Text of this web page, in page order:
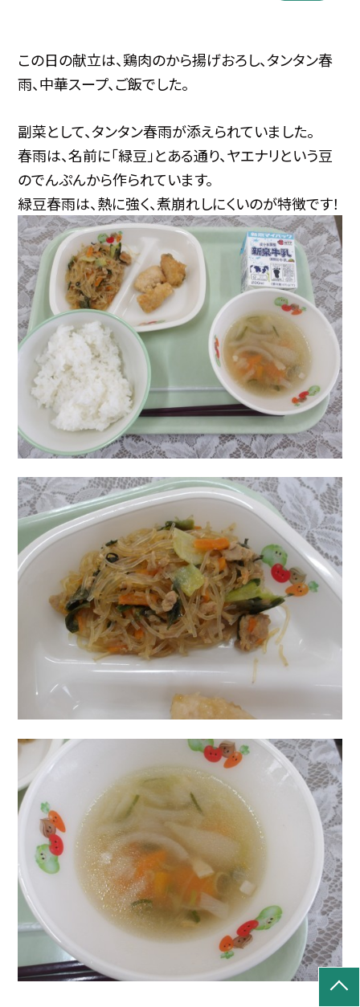
この日の献立は、鶏肉のから揚げおろし、タンタン春
雨、中華スープ、ご飯でした。
副菜として、タンタン春雨が添えられていました。
春雨は、名前に「緑豆」とある通り、ヤエナリという豆
のでんぷんから作られています。
緑豆春雨は、熱に強く、煮崩れしにくいのが特徴です！